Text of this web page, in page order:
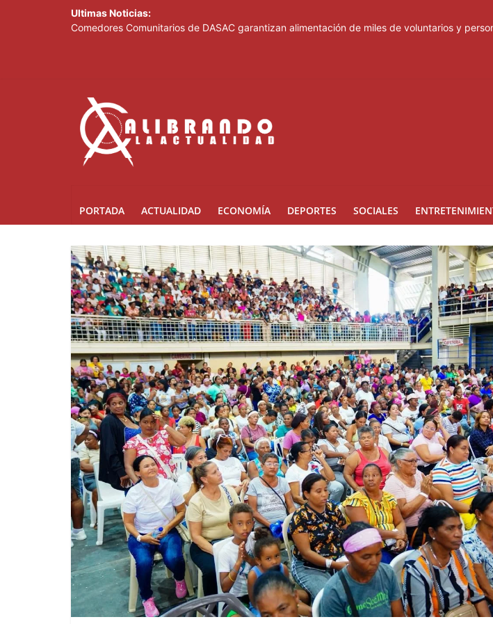
Ultimas Noticias:
Comedores Comunitarios de DASAC garantizan alimentación de miles de voluntarios y
PORTADA ACTUALIDAD ECONOMÍA DEPORTES SOCIALES